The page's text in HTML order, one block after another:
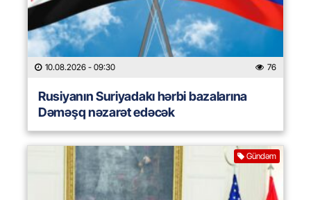
10.08.2026 - 09:30 76
Rusiyanın Suriyadakı hərbi bazalarına
Dəməşq nəzarət edəcək
Gündəm